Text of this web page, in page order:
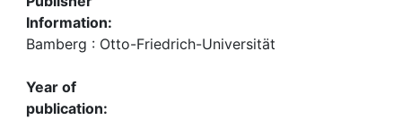
Information:
Bamberg : Otto-Friedrich-Universität
Year of
publication: